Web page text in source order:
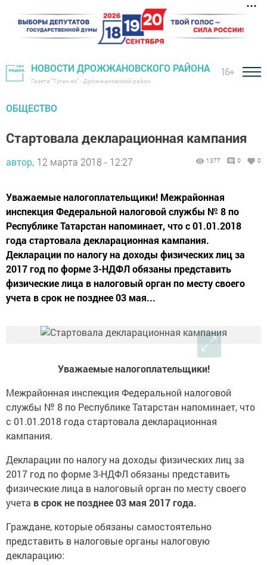
НОВОСТИ ДРОЖЖАНОВСКОГО РАЙОНА
Газета "Туган як" - Дрожжановский район
16+
ОБЩЕСТВО
Cтартовала декларационная кампания
автор, 12 марта 2018 - 12:27 1377 0 0
Уважаемые налогоплательщики! Межрайонная
инспекция Федеральной налоговой службы № 8 по
Республике Татарстан напоминает, что с 01.01.2018
года стартовала декларационная кампания.
Декларации по налогу на доходы физических лиц за
2017 год по форме 3-НДФЛ обязаны представить
физические лица в налоговый орган по месту своего
учета в срок не позднее 03 мая...
Уважаемые налогоплательщики!
Межрайонная инспекция Федеральной налоговой
службы № 8 по Республике Татарстан напоминает, что
с 01.01.2018 года стартовала декларационная
кампания.
Декларации по налогу на доходы физических лиц за
2017 год по форме 3-НДФЛ обязаны представить
физические лица в налоговый орган по месту своего
учета в срок не позднее 03 мая 2017года.
Граждане, которые обязаны самостоятельно
представить в налоговые органы налоговую
декларацию: